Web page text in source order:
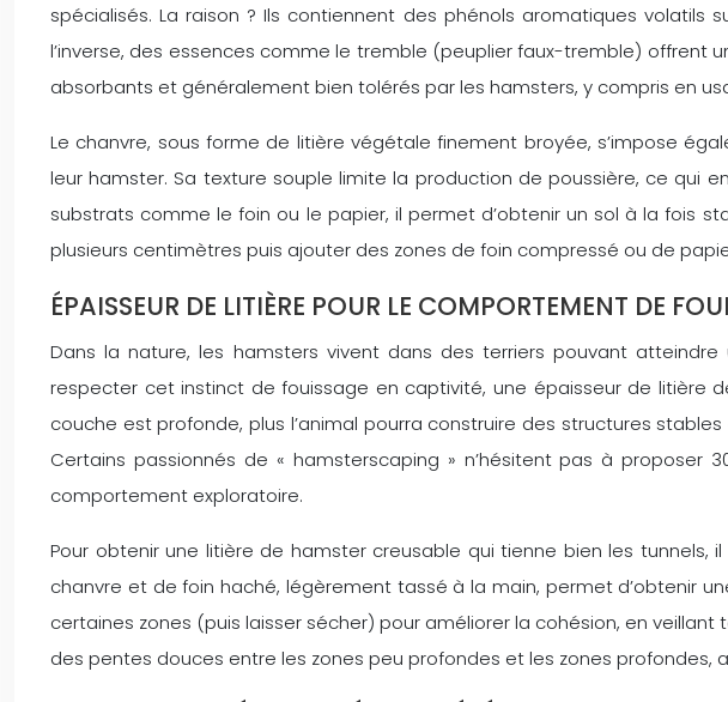
spécialisés. La raison ? Ils contiennent des phénols aromatiques
l’inverse, des essences comme le tremble (peuplier faux-tremble)
absorbants et généralement bien tolérés par les hamsters, y compris en
Le chanvre, sous forme de litière végétale finement broyée, s’impose
leur hamster. Sa texture souple limite la production de poussière, ce qui
substrats comme le foin ou le papier, il permet d’obtenir un sol à la fois
plusieurs centimètres puis ajouter des zones de foin compressé ou de
ÉPAISSEUR DE LITIÈRE POUR LE COMPORTEMENT DE
Dans la nature, les hamsters vivent dans des terriers pouvant
respecter cet instinct de fouissage en captivité, une épaisseur de litière
couche est profonde, plus l’animal pourra construire des structures
Certains passionnés de « hamsterscaping » n’hésitent pas à
comportement exploratoire.
Pour obtenir une litière de hamster creusable qui tienne bien les
chanvre et de foin haché, légèrement tassé à la main, permet d’obtenir
certaines zones (puis laisser sécher) pour améliorer la cohésion, en
des pentes douces entre les zones peu profondes et les zones profondes,